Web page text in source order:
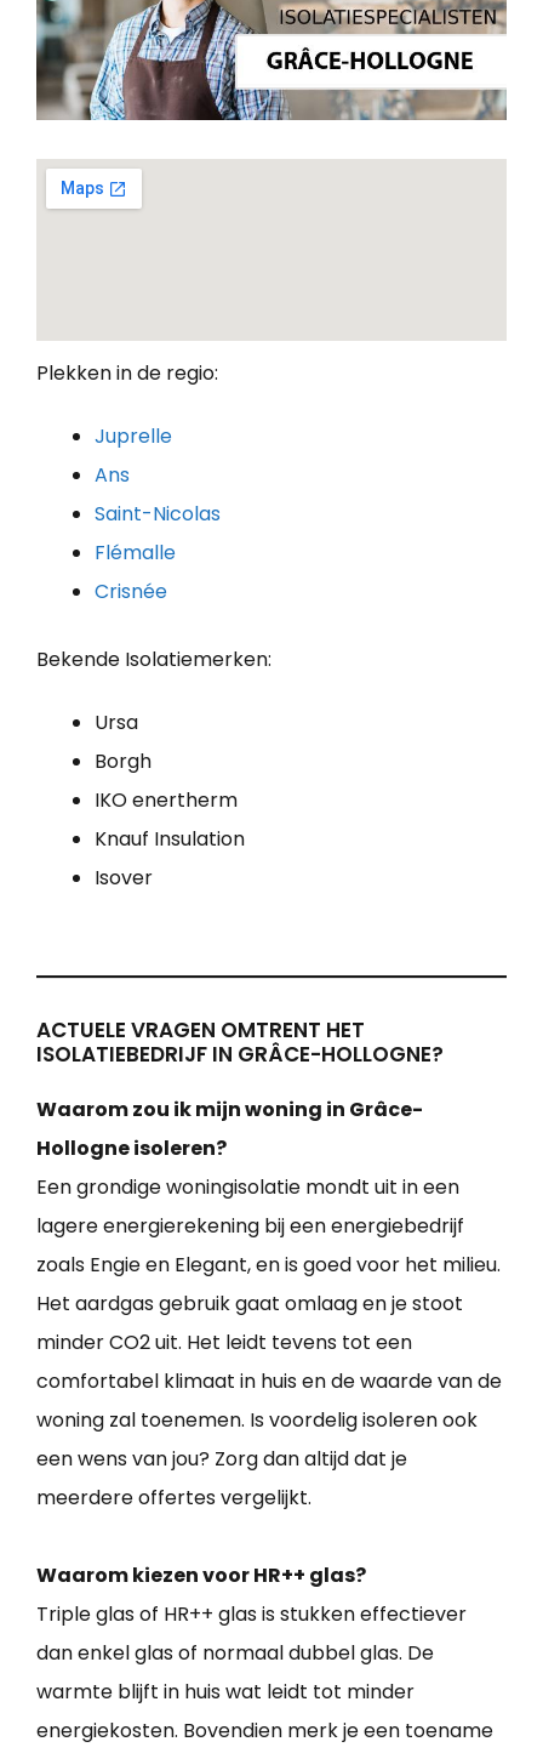
Plekken in de regio:
Juprelle
Ans
Saint-Nicolas
Flémalle
Crisnée
Bekende Isolatiemerken:
Ursa
Borgh
IKO enertherm
Knauf Insulation
Isover
ACTUELE VRAGEN OMTRENT HET
ISOLATIEBEDRIJF IN GRÂCE-HOLLOGNE?
Waarom zou ik mijn woning in Grâce-
Hollogne isoleren?
Een grondige woningisolatie mondt uit in een
lagere energierekening bij een energiebedrijf
zoals Engie en Elegant, en is goed voor het milieu.
Het aardgas gebruik gaat omlaag en je stoot
minder CO2 uit. Het leidt tevens tot een
comfortabel klimaat in huis en de waarde van de
woning zal toenemen. Is voordelig isoleren ook
een wens van jou? Zorg dan altijd dat je
meerdere offertes vergelijkt.
Waarom kiezen voor HR++ glas?
Triple glas of HR++ glas is stukken effectiever
dan enkel glas of normaal dubbel glas. De
warmte blijft in huis wat leidt tot minder
energiekosten. Bovendien merk je een toename